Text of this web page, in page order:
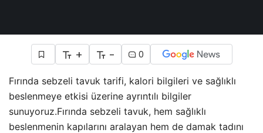
+ - 0
Fırında sebzeli tavuk tarifi, kalori bilgileri ve sağlıklı
beslenmeye etkisi üzerine ayrıntılı bilgiler
sunuyoruz.Fırında sebzeli tavuk, hem sağlıklı
beslenmenin kapılarını aralayan hem de damak tadını